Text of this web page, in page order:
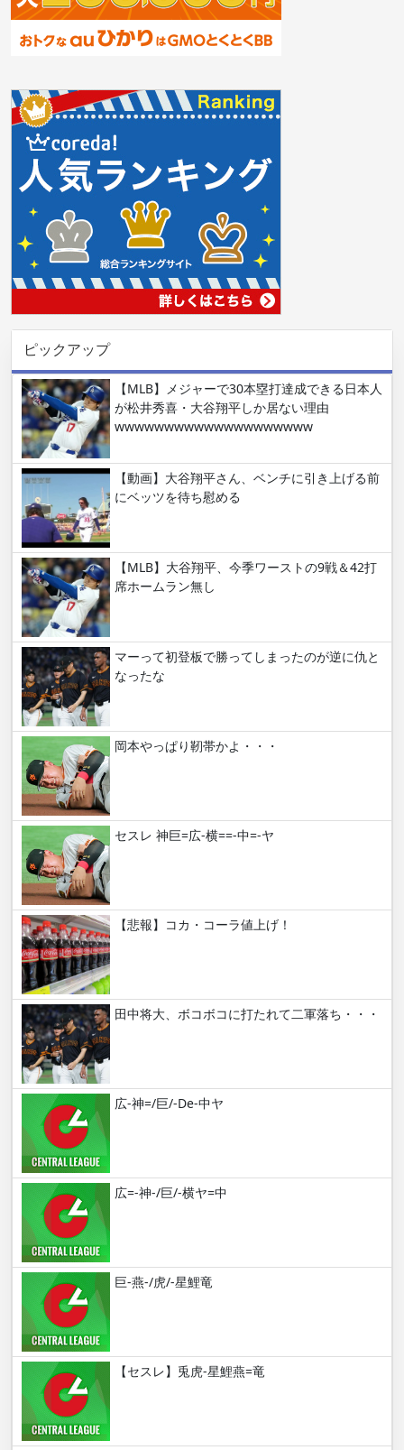
ピックアップ
【MLB】メジャーで30本塁打達成できる日本人
が松井秀喜・大谷翔平しか居ない理由
wwwwwwwwwwwwwwwwwwww
【動画】大谷翔平さん、ベンチに引き上げる前
にベッツを待ち慰める
【MLB】大谷翔平、今季ワーストの9戦＆42打
席ホームラン無し
マーって初登板で勝ってしまったのが逆に仇と
なったな
岡本やっぱり靭帯かよ・・・
セスレ 神巨=広-横==-中=-ヤ
【悲報】コカ・コーラ値上げ！
田中将大、ボコボコに打たれて二軍落ち・・・
広-神=/巨/-De-中ヤ
広=-神-/巨/-横ヤ=中
巨-燕-/虎/-星鯉竜
【セスレ】兎虎-星鯉燕=竜